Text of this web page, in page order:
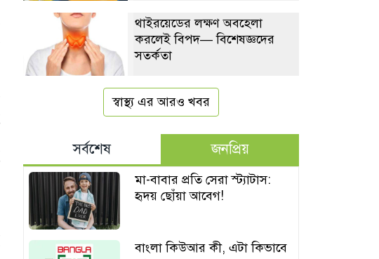
থাইরয়েডের লক্ষণ অবহেলা
করলেই বিপদ— বিশেষজ্ঞদের
সতর্কতা
স্বাস্থ্য এর আরও খবর
সর্বশেষ জনপ্রিয়
মা-বাবার প্রতি সেরা স্ট্যাটাস:
হৃদয় ছোঁয়া আবেগ!
বাংলা কিউআর কী, এটা কিভাবে